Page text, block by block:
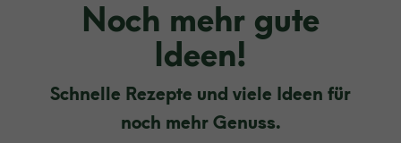
Noch mehr gute
Ideen!
Schnelle Rezepte und viele Ideen für
noch mehr Genuss.